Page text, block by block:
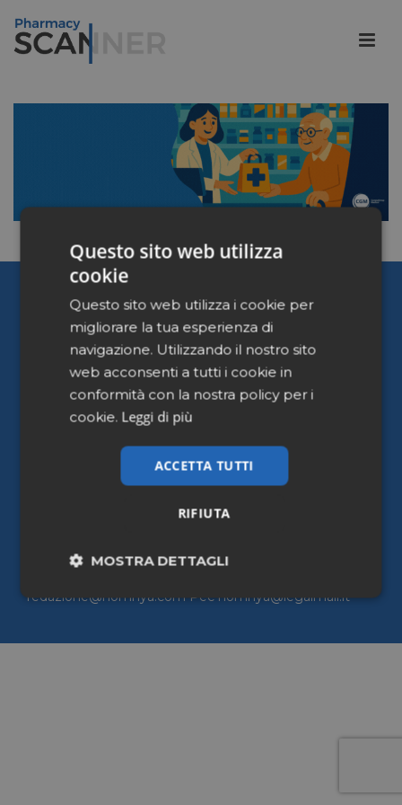
Pharmacy Scanner
Chi siamo
Contattaci
Privacy Policy
Cookie policy
Stelletta, 23 – 00186 Roma Sede operativa: Via Luigi
Tel +39 06 45209 715 Email
redazione@homnya.com Pec homnya@legalmail.it
Questo sito web utilizza
cookie
Questo sito web utilizza i cookie per
migliorare la tua esperienza di
navigazione. Utilizzando il nostro sito
web acconsenti a tutti i cookie in
conformità con la nostra policy per i
cookie. Leggi di più
ACCETTA TUTTI
RIFIUTA
MOSTRA DETTAGLI
Necessari Marketing